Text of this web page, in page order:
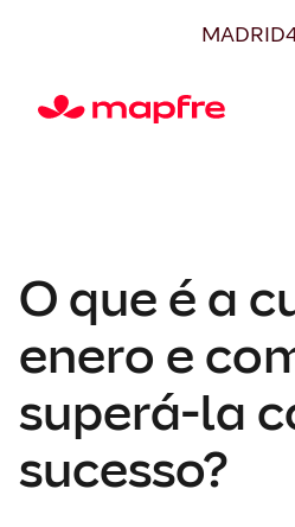
MADRID
O que é a
enero e
superá-la
sucesso?